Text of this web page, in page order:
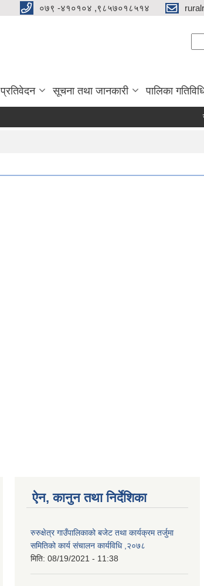
०७९ -४१०१०४ ,९८५७०१८५१४
प्रतिवेदन सूचना तथा जानकारी पालिका
ऐन, कानुन तथा निर्देशिका
रुरुक्षेत्र गाउँपालिकाको बजेट तथा कार्यक्रम तर्जुमा
समितिको कार्य संचालन कार्यविधि ,२०७८
मिति: 08/19/2021 - 11:38